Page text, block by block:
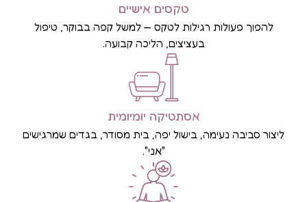
טקסים אישיים
להפוך פעולות רגילות לטקס — למשל קפה בבוקר, טיפול
בעציצים, הליכה קבועה.
אסתטיקה יומיומית
ליצור סביבה נעימה, בישול יפה, בית מסודר, בגדים שמרגישים
"אני".